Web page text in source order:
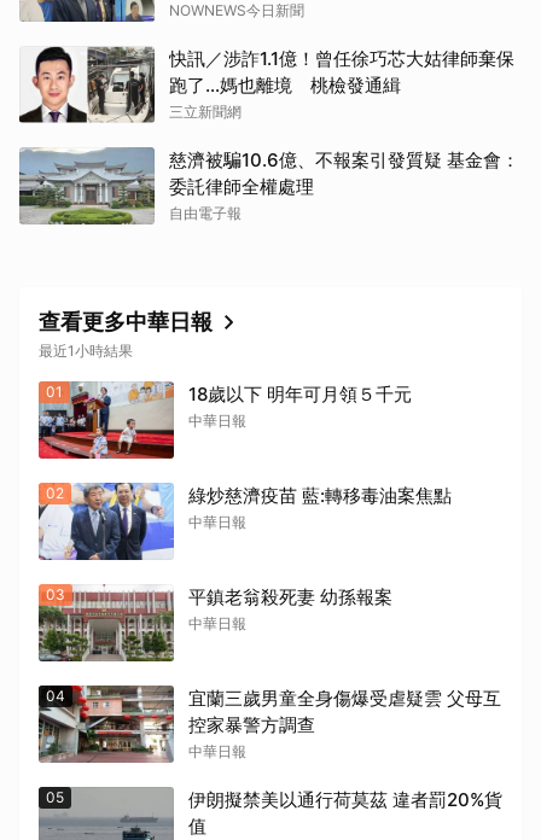
NOWNEWS今日新聞
快訊／涉詐1.1億！曾任徐巧芯大姑律師棄保
跑了…媽也離境 桃檢發通緝
三立新聞網
慈濟被騙10.6億、不報案引發質疑 基金會：
委託律師全權處理
自由電子報
查看更多中華日報
最近1小時結果
01 18歲以下 明年可月領５千元
中華日報
02 綠炒慈濟疫苗 藍:轉移毒油案焦點
中華日報
03 平鎮老翁殺死妻 幼孫報案
中華日報
04
宜蘭三歲男童全身傷爆受虐疑雲 父母互
控家暴警方調查
中華日報
05
伊朗擬禁美以通行荷莫茲 違者罰20%貨
值